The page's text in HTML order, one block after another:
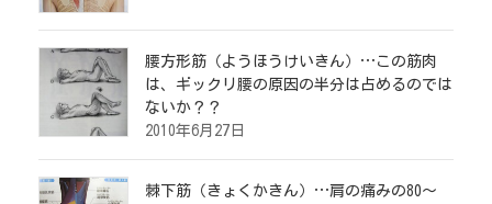
腰方形筋（ようほうけいきん）…この筋肉
は、ギックリ腰の原因の半分は占めるのでは
ないか？？
2010年6月27日
棘下筋（きょくかきん）…肩の痛みの80～